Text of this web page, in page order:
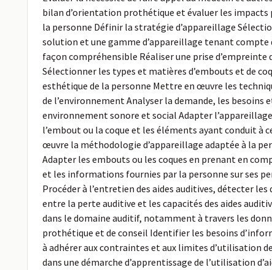
bilan d’orientation prothétique et évaluer les impacts
la personne Définir la stratégie d’appareillage
solution et une gamme d’appareillage tenant
façon compréhensible Réaliser une prise d’empreinte
Sélectionner les types et matières d’embouts et de
esthétique de la personne Mettre en œuvre les
de l’environnement Analyser la demande, les
environnement sonore et social Adapter
l’embout ou la coque et les éléments ayant conduit
œuvre la méthodologie d’appareillage adaptée à la
Adapter les embouts ou les coques en prenant en
et les informations fournies par la personne sur ses
Procéder à l’entretien des aides auditives, détecter
entre la perte auditive et les capacités des aides
dans le domaine auditif, notamment à travers les
prothétique et de conseil Identifier les besoins
à adhérer aux contraintes et aux limites d’utilisation
dans une démarche d’apprentissage de l’utilisation